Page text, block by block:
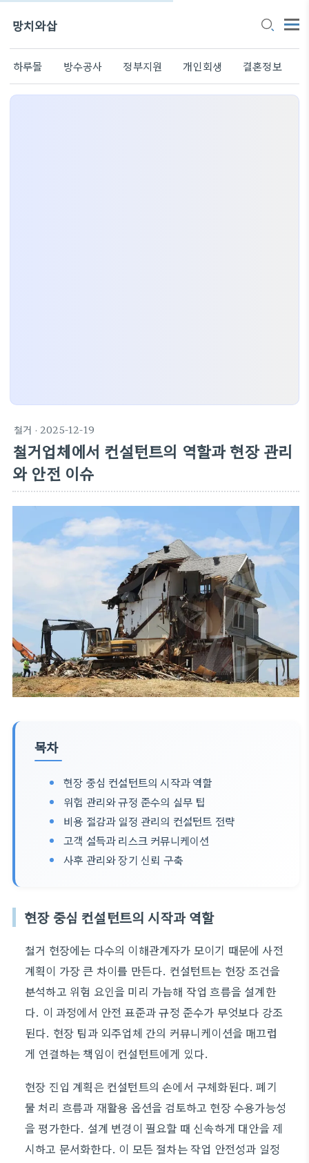
망치와삽
하루몰 방수공사 정부지원 개인회생 결혼정보
철거 · 2025-12-19
철거업체에서 컨설턴트의 역할과 현장 관리
와 안전 이슈
목차
현장 중심 컨설턴트의 시작과 역할
위험 관리와 규정 준수의 실무 팁
비용 절감과 일정 관리의 컨설턴트 전략
고객 설득과 리스크 커뮤니케이션
사후 관리와 장기 신뢰 구축
현장 중심 컨설턴트의 시작과 역할
철거 현장에는 다수의 이해관계자가 모이기 때문에 사전
계획이 가장 큰 차이를 만든다. 컨설턴트는 현장 조건을
분석하고 위험 요인을 미리 가늠해 작업 흐름을 설계한
다. 이 과정에서 안전 표준과 규정 준수가 무엇보다 강조
된다. 현장 팀과 외주업체 간의 커뮤니케이션을 매끄럽
게 연결하는 책임이 컨설턴트에게 있다.
현장 진입 계획은 컨설턴트의 손에서 구체화된다. 폐기
물 처리 흐름과 재활용 옵션을 검토하고 현장 수용가능성
을 평가한다. 설계 변경이 필요할 때 신속하게 대안을 제
시하고 문서화한다. 이 모든 절차는 작업 안전성과 일정